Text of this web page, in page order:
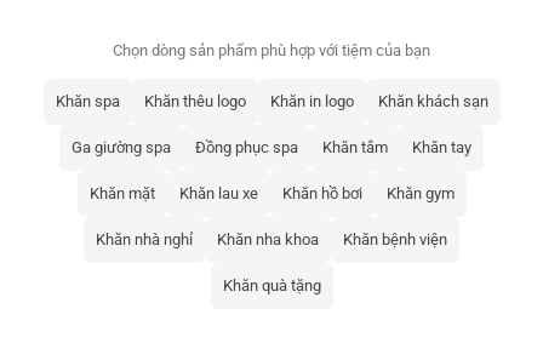
Chọn dòng sản phẩm phù hợp với tiệm của bạn
Khăn spa Khăn thêu logo Khăn in logo Khăn khách sạn
Ga giường spa Đồng phục spa Khăn tắm Khăn tay
Khăn mặt Khăn lau xe Khăn hồ bơi Khăn gym
Khăn nhà nghỉ Khăn nha khoa Khăn bệnh viện
Khăn quà tặng